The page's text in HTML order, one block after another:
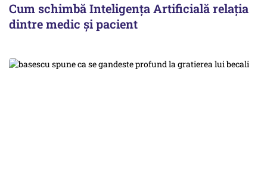
Cum schimbă Inteligența Artificială relația
dintre medic și pacient